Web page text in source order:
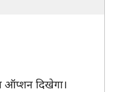
ऑप्शन दिखेगा।